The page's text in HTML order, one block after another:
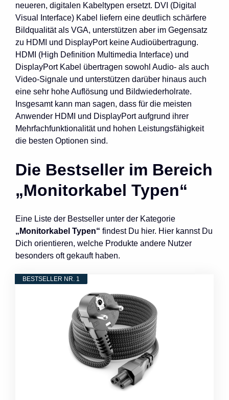
neueren, digitalen Kabeltypen ersetzt. DVI (Digital
Visual Interface) Kabel liefern eine deutlich schärfere
Bildqualität als VGA, unterstützen aber im Gegensatz
zu HDMI und DisplayPort keine Audioübertragung.
HDMI (High Definition Multimedia Interface) und
DisplayPort Kabel übertragen sowohl Audio- als auch
Video-Signale und unterstützen darüber hinaus auch
eine sehr hohe Auflösung und Bildwiederholrate.
Insgesamt kann man sagen, dass für die meisten
Anwender HDMI und DisplayPort aufgrund ihrer
Mehrfachfunktionalität und hohen Leistungsfähigkeit
die besten Optionen sind.
Die Bestseller im Bereich
„Monitorkabel Typen“
Eine Liste der Bestseller unter der Kategorie
„Monitorkabel Typen“ findest Du hier. Hier kannst Du
Dich orientieren, welche Produkte andere Nutzer
besonders oft gekauft haben.
BESTSELLER NR. 1